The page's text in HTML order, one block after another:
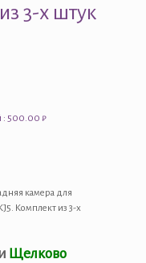
3-х штук
: 500.00 ₽
камера для
Комплект из 3-х
Щелково